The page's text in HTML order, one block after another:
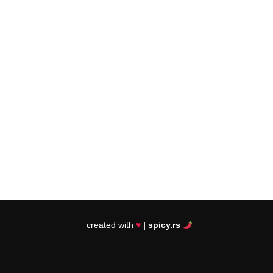
created with ♥ | spicy.rs